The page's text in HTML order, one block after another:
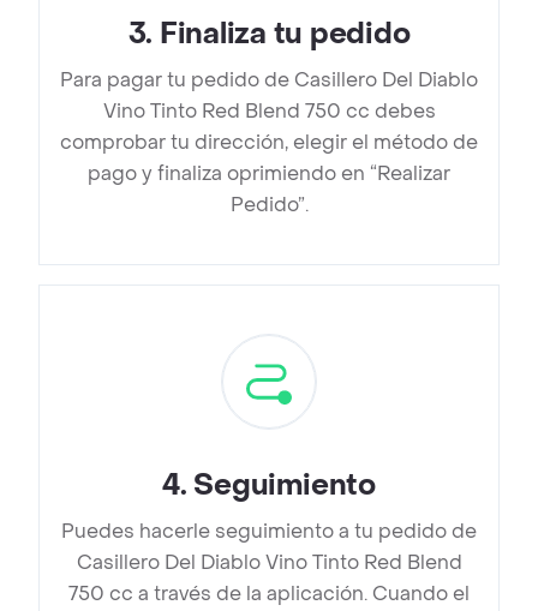
3. Finaliza tu pedido
Para pagar tu pedido de Casillero Del Diablo
Vino Tinto Red Blend 750 cc debes
comprobar tu dirección, elegir el método de
pago y finaliza oprimiendo en “Realizar
Pedido”.
4. Seguimiento
Puedes hacerle seguimiento a tu pedido de
Casillero Del Diablo Vino Tinto Red Blend
750 cc a través de la aplicación. Cuando el